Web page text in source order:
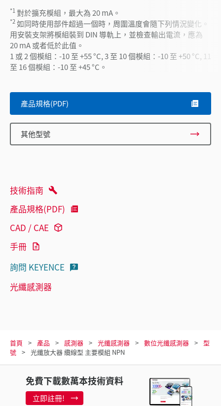
*1 對於擴充模組，最大為 20 mA。
*2如同時使用部件超過一個時，周圍溫度會隨下列情況變化。
用安裝支架將模組裝到 DIN 導軌上，並檢查輸出電流，應為
20 mA 或者低於此值。
1 或 2 個模組：-10 至 +55 °C, 3 至 10 個模組：-10 至 +50 °C, 11
至 16 個模組：-10 至 +45 °C。
產品規格(PDF)
其他型號
技術指南
產品規格(PDF)
CAD / CAE
手冊
詢問 KEYENCE
光纖感測器
首頁 產品 感測器 光纖感測器 數位光纖感測器
型
號
光纖放大器 纜線型 主要模組 NPN
免費下載數萬本技術資料
立即註冊!